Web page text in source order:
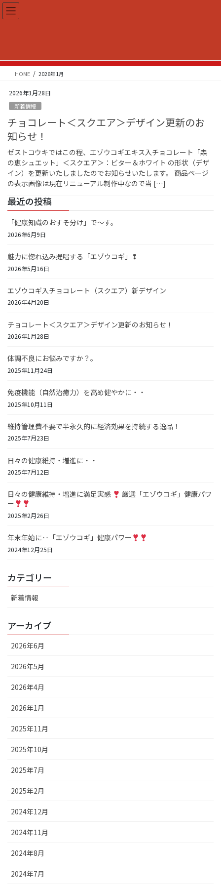
コ
ン
ス
ナ
ビ
ン
HOME 2026年1月
2026年1月28日
新着情報
チョコレート＜スクエア＞デザイン更新のお
知らせ！
ゼストコウキではこの程、エゾウコギエキス入チョコレート「森
の恵シュエット」＜スクエア＞：ビター＆ホワイト の形状（デザ
イン）を更新いたしましたのでお知らせいたします。 商品ページ
の表示画像は現在リニューアル制作中なので当 […]
最近の投稿
「健康知識のおすそ分け」で～す。
2026年6月9日
魅力に惚れ込み提唱する「エゾウコギ」❢
2026年5月16日
エゾウコギ入チョコレート（スクエア）新デザイン
2026年4月20日
チョコレート＜スクエア＞デザイン更新のお知らせ！
2026年1月28日
体調不良にお悩みですか？。
2025年11月24日
免疫機能（自然治癒力）を高め健やかに・・
2025年10月11日
維持管理費不要で半永久的に経済効果を持続する逸品！
2025年7月23日
日々の健康維持・増進に・・
2025年7月12日
日々の健康維持・増進に満足実感
厳選「エゾウコギ」健康パワ
ー
2025年2月26日
年末年始に‥「エゾウコギ」健康パワー
2024年12月25日
カテゴリー
新着情報
アーカイブ
2026年6月
2026年5月
2026年4月
2026年1月
2025年11月
2025年10月
2025年7月
2025年2月
2024年12月
2024年11月
2024年8月
2024年7月